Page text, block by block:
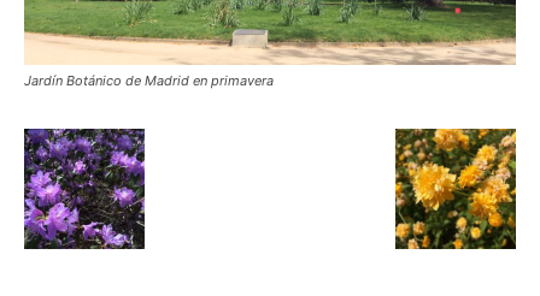
Jardín Botánico de Madrid en primavera